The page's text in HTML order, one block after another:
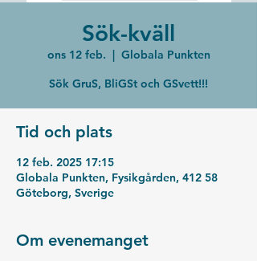
Sök-kväll
ons 12 feb.
  |
Globala Punkten
Sök GruS, BliGSt och GSvett!!!
Tid och plats
12 feb. 2025 17:15
Globala Punkten, Fysikgården, 412 58
Göteborg, Sverige
Om evenemanget